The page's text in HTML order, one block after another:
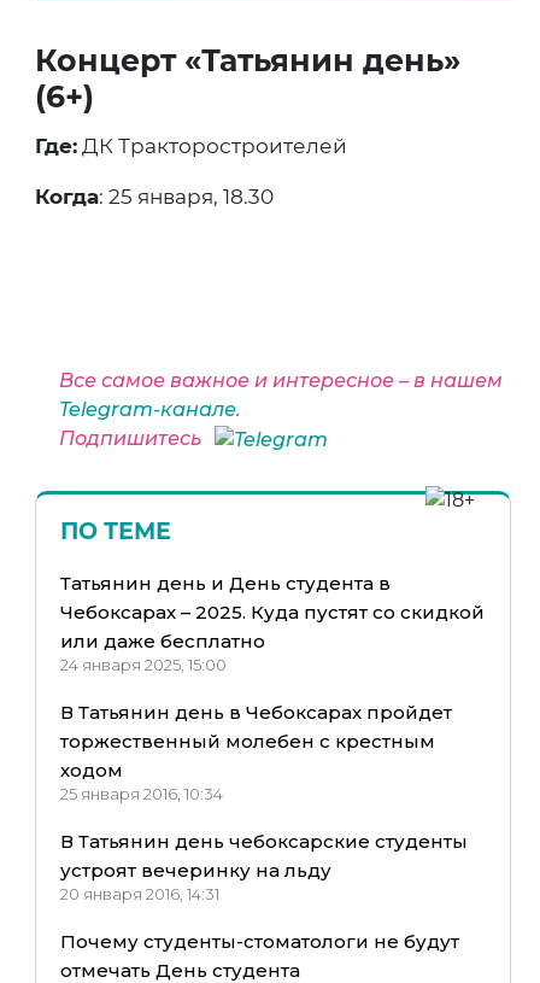
Концерт «Татьянин день»
(6+)
Где: ДК Тракторостроителей
Когда: 25 января, 18.30
Все самое важное и интересное – в нашем
Telegram-канале.
Подпишитесь
ПО ТЕМЕ
Татьянин день и День студента в
Чебоксарах – 2025. Куда пустят со скидкой
или даже бесплатно
24 января 2025, 15:00
В Татьянин день в Чебоксарах пройдет
торжественный молебен с крестным
ходом
25 января 2016, 10:34
В Татьянин день чебоксарские студенты
устроят вечеринку на льду
20 января 2016, 14:31
Почему студенты-стоматологи не будут
отмечать День студента